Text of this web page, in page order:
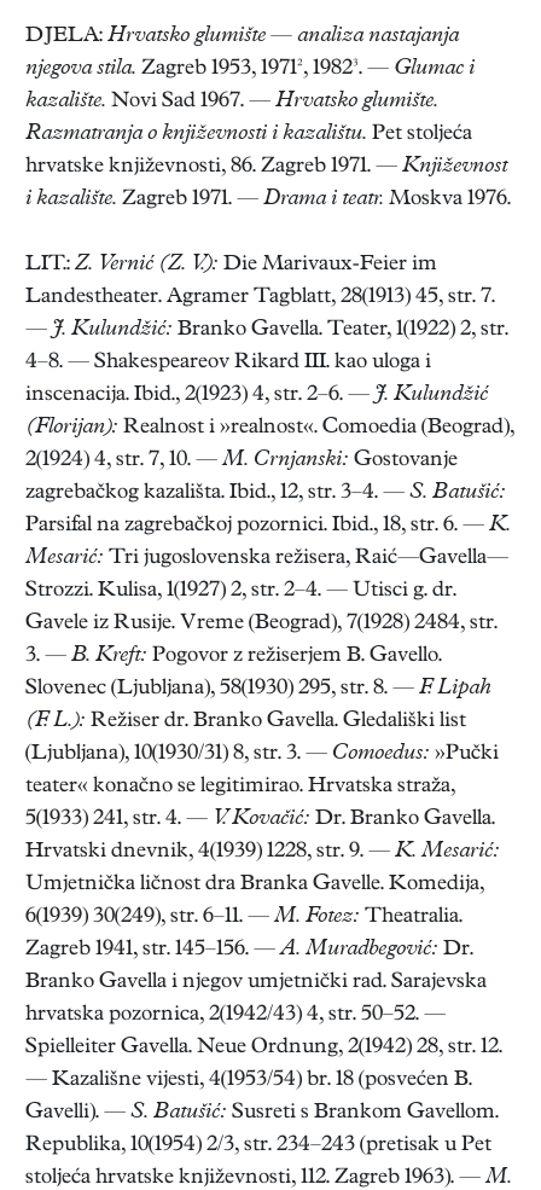
DJELA: Hrvatsko glumište — analiza nastajanja
njegova stila. Zagreb 1953, 1971², 1982³. — Glumac i
kazalište. Novi Sad 1967. — Hrvatsko glumište.
Razmatranja o književnosti i kazalištu. Pet stoljeća
hrvatske književnosti, 86. Zagreb 1971. — Književnost
i kazalište. Zagreb 1971. — Drama i teatr. Moskva 1976.
LIT.: Z. Vernić (Z. V.): Die Marivaux-Feier im
Landestheater. Agramer Tagblatt, 28(1913) 45, str. 7.
— J. Kulundžić: Branko Gavella. Teater, 1(1922) 2, str.
4–8. — Shakespeareov Rikard III. kao uloga i
inscenacija. Ibid., 2(1923) 4, str. 2–6. — J. Kulundžić
(Florijan): Realnost i »realnost«. Comoedia (Beograd),
2(1924) 4, str. 7, 10. —M. Crnjanski: Gostovanje
zagrebačkog kazališta. Ibid., 12, str. 3–4. — S. Batušić:
Parsifal na zagrebačkoj pozornici. Ibid., 18, str. 6. — K.
Mesarić: Tri jugoslovenska režisera, Raić—Gavella—
Strozzi. Kulisa, 1(1927) 2, str. 2–4. — Utisci g. dr.
Gavele iz Rusije. Vreme (Beograd), 7(1928) 2484, str.
3. — B. Kreft: Pogovor z režiserjem B. Gavello.
Slovenec (Ljubljana), 58(1930) 295, str. 8. — F. Lipah
(F. L.): Režiser dr. Branko Gavella. Gledališki list
(Ljubljana), 10(1930/31) 8, str. 3. — Comoedus: »Pučki
teater« konačno se legitimirao. Hrvatska straža,
5(1933) 241, str. 4. — V. Kovačić: Dr. Branko Gavella.
Hrvatski dnevnik, 4(1939) 1228, str. 9. — K. Mesarić:
Umjetnička ličnost dra Branka Gavelle. Komedija,
6(1939) 30(249), str. 6–11. —M. Fotez: Theatralia.
Zagreb 1941, str. 145–156. —A. Muradbegović: Dr.
Branko Gavella i njegov umjetnički rad. Sarajevska
hrvatska pozornica, 2(1942/43) 4, str. 50–52. —
Spielleiter Gavella. Neue Ordnung, 2(1942) 28, str. 12.
— Kazališne vijesti, 4(1953/54) br. 18 (posvećen B.
Gavelli). — S. Batušić: Susreti s Brankom Gavellom.
Republika, 10(1954) 2/3, str. 234–243 (pretisak u Pet
stoljeća hrvatske književnosti, 112. Zagreb 1963). —M.